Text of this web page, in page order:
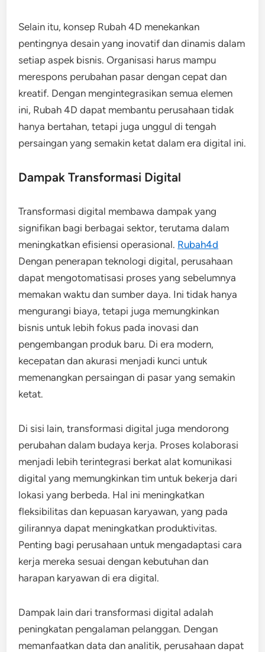
Selain itu, konsep Rubah 4D menekankan
pentingnya desain yang inovatif dan dinamis dalam
setiap aspek bisnis. Organisasi harus mampu
merespons perubahan pasar dengan cepat dan
kreatif. Dengan mengintegrasikan semua elemen
ini, Rubah 4D dapat membantu perusahaan tidak
hanya bertahan, tetapi juga unggul di tengah
persaingan yang semakin ketat dalam era digital ini.
Dampak Transformasi Digital
Transformasi digital membawa dampak yang
signifikan bagi berbagai sektor, terutama dalam
meningkatkan efisiensi operasional. Rubah4d
Dengan penerapan teknologi digital, perusahaan
dapat mengotomatisasi proses yang sebelumnya
memakan waktu dan sumber daya. Ini tidak hanya
mengurangi biaya, tetapi juga memungkinkan
bisnis untuk lebih fokus pada inovasi dan
pengembangan produk baru. Di era modern,
kecepatan dan akurasi menjadi kunci untuk
memenangkan persaingan di pasar yang semakin
ketat.
Di sisi lain, transformasi digital juga mendorong
perubahan dalam budaya kerja. Proses kolaborasi
menjadi lebih terintegrasi berkat alat komunikasi
digital yang memungkinkan tim untuk bekerja dari
lokasi yang berbeda. Hal ini meningkatkan
fleksibilitas dan kepuasan karyawan, yang pada
gilirannya dapat meningkatkan produktivitas.
Penting bagi perusahaan untuk mengadaptasi cara
kerja mereka sesuai dengan kebutuhan dan
harapan karyawan di era digital.
Dampak lain dari transformasi digital adalah
peningkatan pengalaman pelanggan. Dengan
memanfaatkan data dan analitik, perusahaan dapat